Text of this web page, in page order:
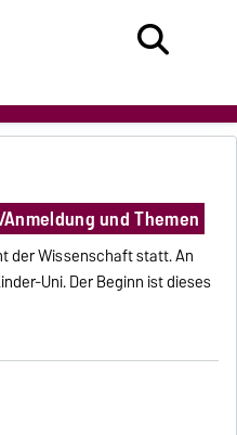
und Themen
der Wissenschaft statt. An
Uni. Der Beginn ist dieses